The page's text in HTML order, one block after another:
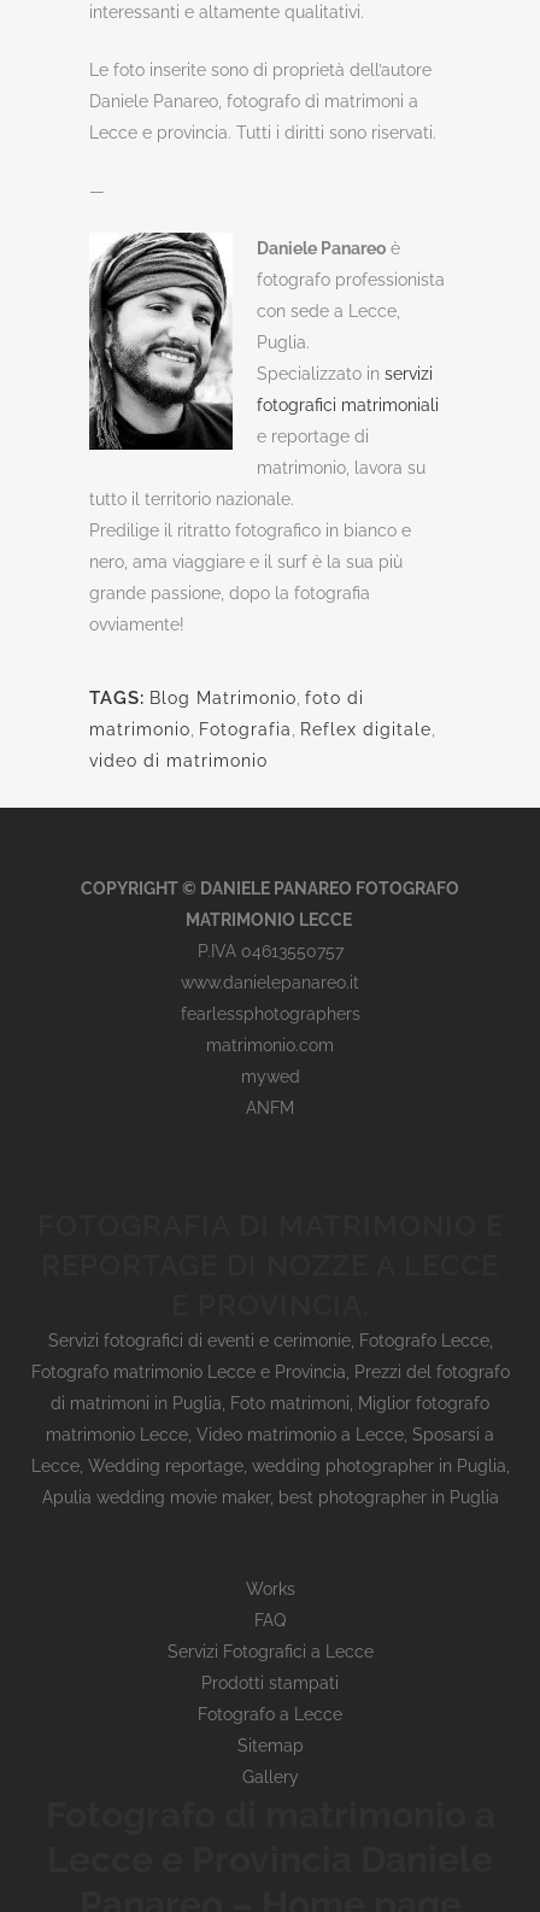
interessanti e altamente qualitativi.
Le foto inserite sono di proprietà dell’autore
Daniele Panareo, fotografo di matrimoni a
Lecce e provincia. Tutti i diritti sono riservati.
—
Daniele Panareo è
fotografo professionista
con sede a Lecce,
Puglia.
Specializzato in servizi
fotografici matrimoniali
e reportage di
matrimonio, lavora su
tutto il territorio nazionale.
Predilige il ritratto fotografico in bianco e
nero, ama viaggiare e il surf è la sua più
grande passione, dopo la fotografia
ovviamente!
TAGS: Blog Matrimonio foto di
matrimonio
Fotografia Reflex digitale
video di matrimonio
COPYRIGHT © DANIELE PANAREO FOTOGRAFO
MATRIMONIO LECCE
P.IVA 04613550757
www.danielepanareo.it
fearlessphotographers
matrimonio.com
mywed
ANFM
Servizi fotografici di eventi e cerimonie, Fotografo Lecce,
Fotografo matrimonio Lecce e Provincia
Prezzi del fotografo
di matrimoni in Puglia
Foto matrimoni
Miglior fotografo
matrimonio Lecce Video matrimonio a Lecce Sposarsi a
Lecce, Wedding reportage, wedding photographer in Puglia,
Apulia wedding movie maker, best photographer in Puglia
Works
FAQ
Servizi Fotografici a Lecce
Prodotti stampati
Fotografo a Lecce
Sitemap
Gallery